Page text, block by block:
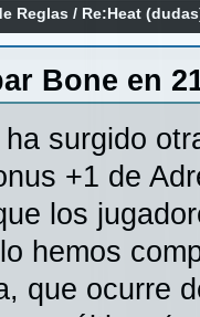
Reglas / Re:Heat
Bone en
surgido
+1 de
los
hemos
que ocurre